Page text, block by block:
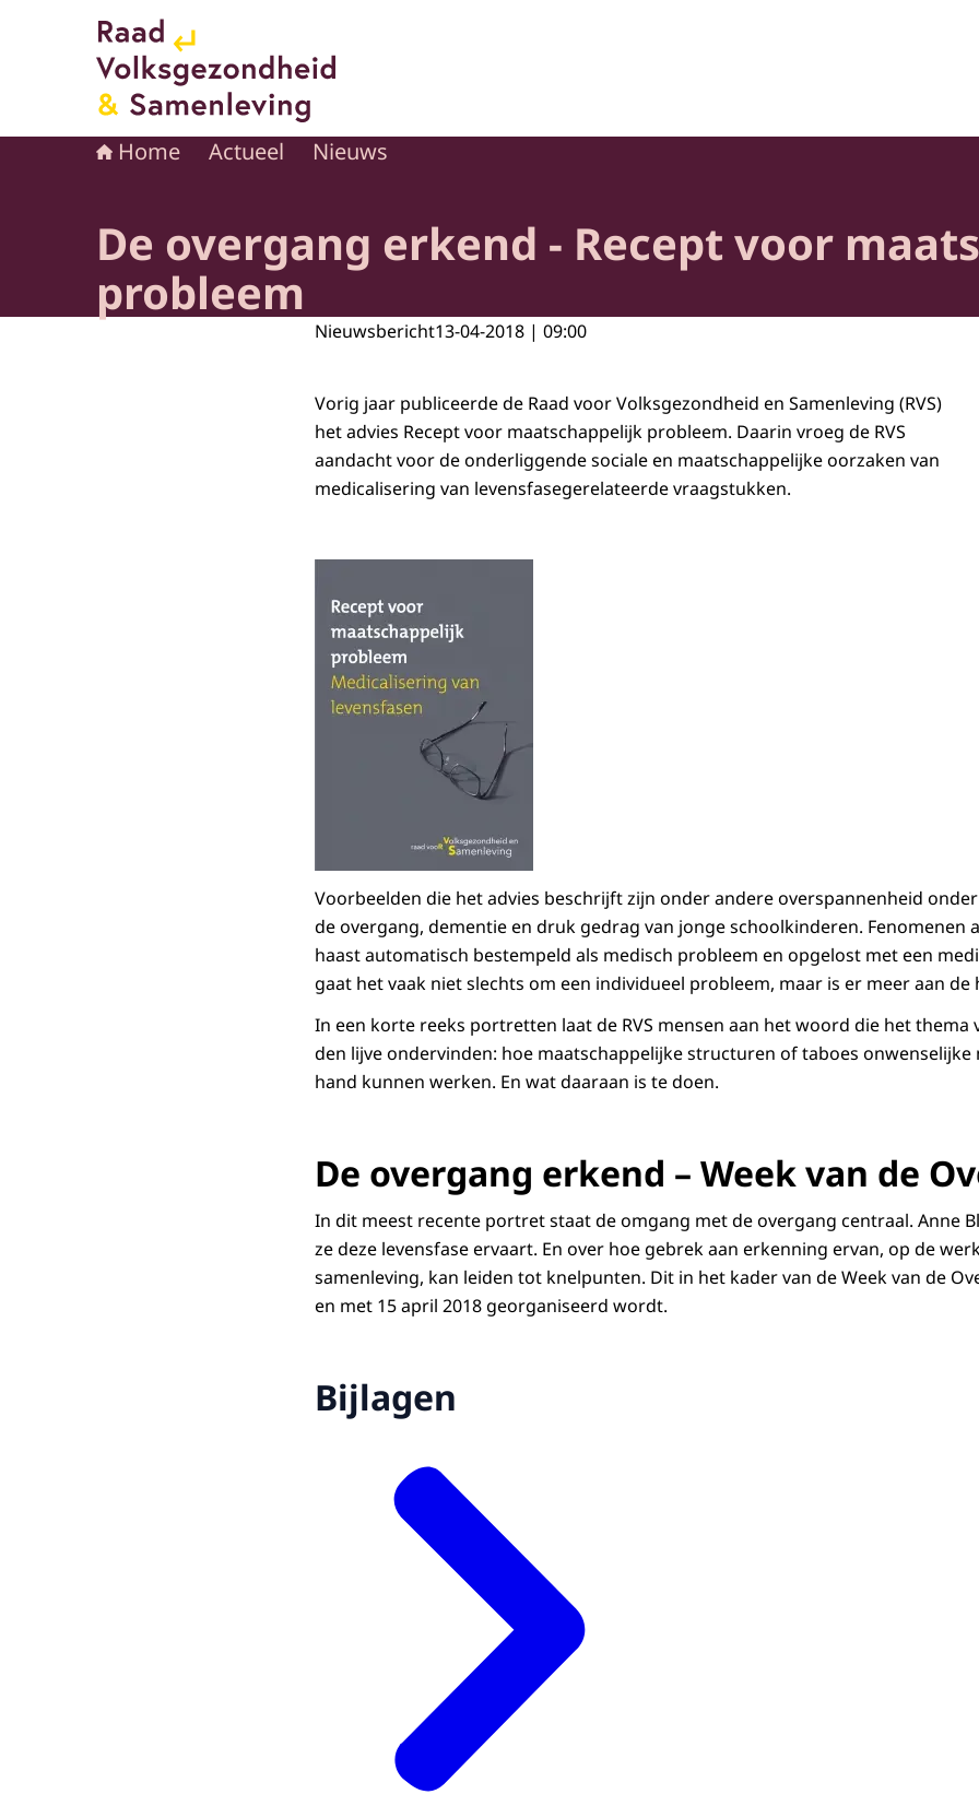
Naar de homepage van Raad voor Volksgezondheid en Samenleving
Home Actueel Nieuws
De overgang erkend - Recept voor
probleem
Nieuwsbericht13-04-2018 | 09:00
Vorig jaar publiceerde de Raad voor Volksgezondheid en Samenleving (RVS)
het advies Recept voor maatschappelijk probleem. Daarin vroeg de RVS
aandacht voor de onderliggende sociale en maatschappelijke oorzaken van
medicalisering van levensfasegerelateerde vraagstukken.
Voorbeelden die het advies beschrijft zijn onder andere overspannenheid
de overgang, dementie en druk gedrag van jonge schoolkinderen. Fenomenen
haast automatisch bestempeld als medisch probleem en opgelost met een
gaat het vaak niet slechts om een individueel probleem, maar is er meer aan de
In een korte reeks portretten laat de RVS mensen aan het woord die het thema
den lijve ondervinden: hoe maatschappelijke structuren of taboes onwenselijke
hand kunnen werken. En wat daaraan is te doen.
De overgang erkend – Week van de
In dit meest recente portret staat de omgang met de overgang centraal. Anne
ze deze levensfase ervaart. En over hoe gebrek aan erkenning ervan, op de
samenleving, kan leiden tot knelpunten. Dit in het kader van de Week van de
en met 15 april 2018 georganiseerd wordt.
Bijlagen